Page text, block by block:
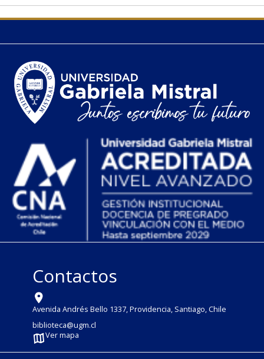
Contactos
Avenida Andrés Bello 1337, Providencia, Santiago, Chile
biblioteca@ugm.cl
Ver mapa